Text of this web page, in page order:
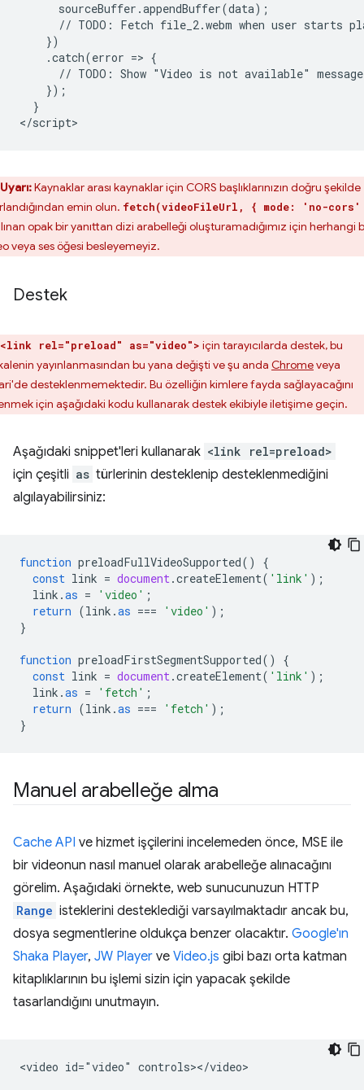
      sourceBuffer.appendBuffer(data);
// TODO: Fetch file_2.webm when user starts
    })
    .catch(error => {
// TODO: Show "Video is not available"
    });
  }
Uyarı:Kaynaklar arası kaynaklar için CORS başlıklarınızın doğru şekilde
emin olun. fetch(videoFileUrl, { mode: 'no-
opak bir yanıttan dizi arabelleği oluşturamadığımız için herhangi
veya ses öğesi besleyemeyiz.
Destek
<link rel="preload" as="video"> için tarayıcılarda destek, bu
yayınlanmasından bu yana değişti ve şu anda Chromeveya
desteklenmemektedir. Bu özelliğin kimlere fayda sağlayacağını
için aşağıdaki kodu kullanarak destek ekibiyle iletişime geçin.
Aşağıdaki snippet'leri kullanarak <link rel=preload>
için çeşitli as türlerinin desteklenip desteklenmediğini
algılayabilirsiniz:
function preloadFullVideoSupported()
{
const link = document.createElement( 'link' );
link .as = 'video' ;
return (link .as === 'video' );
}
function preloadFirstSegmentSupported()
{
const link = document.createElement( 'link' );
link .as = 'fetch' ;
return (link .as === 'fetch' );
}
Manuel arabelleğe alma
Cache API ve hizmet işçilerini incelemeden önce, MSE ile
bir videonun nasıl manuel olarak arabelleğe alınacağını
görelim. Aşağıdaki örnekte, web sunucunuzun HTTP
Range isteklerini desteklediği varsayılmaktadır ancak bu,
dosya segmentlerine oldukça benzer olacaktır. Google'ın
Shaka Player, JW Player ve Video.js gibi bazı orta katman
kitaplıklarının bu işlemi sizin için yapacak şekilde
tasarlandığını unutmayın.
<video id="video" controls></video>